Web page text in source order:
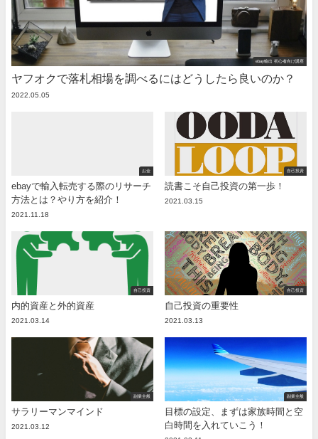
ebay輸出 初心者向け講座
ヤフオクで落札相場を調べるにはどうしたら良いのか？
2022.05.05
お金
ebayで輸入転売する際のリサーチ
方法とは？やり方を紹介！
2021.11.18
自己投資
読書こそ自己投資の第一歩！
2021.03.15
自己投資
内的資産と外的資産
2021.03.14
自己投資
自己投資の重要性
2021.03.13
副業全般
サラリーマンマインド
2021.03.12
副業全般
目標の設定、まずは家族時間と空
白時間を入れていこう！